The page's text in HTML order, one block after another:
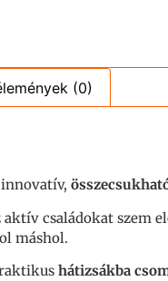
(0)
aktív családokat szem
máshol.
hátizsákba